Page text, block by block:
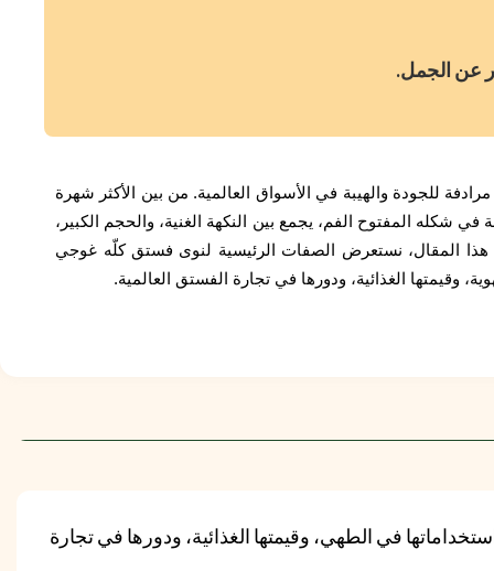
عن الجمل.
للجودة والهيبة في الأسواق العالمية. من بين الأكثر شهرة
المفتوح الفم، يجمع بين النكهة الغنية، والحجم الكبير،
هذا المقال، نستعرض الصفات الرئيسية لنوى فستق كلّه غوجي
وقيمتها الغذائية، ودورها في تجارة الفستق العالمية.
في الطهي، وقيمتها الغذائية، ودورها في تجارة